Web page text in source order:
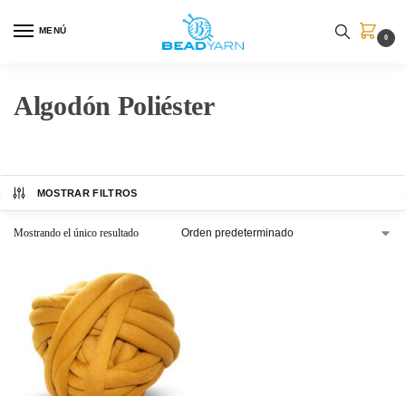
MENÚ
0
Algodón Poliéster
MOSTRAR FILTROS
Mostrando el único resultado